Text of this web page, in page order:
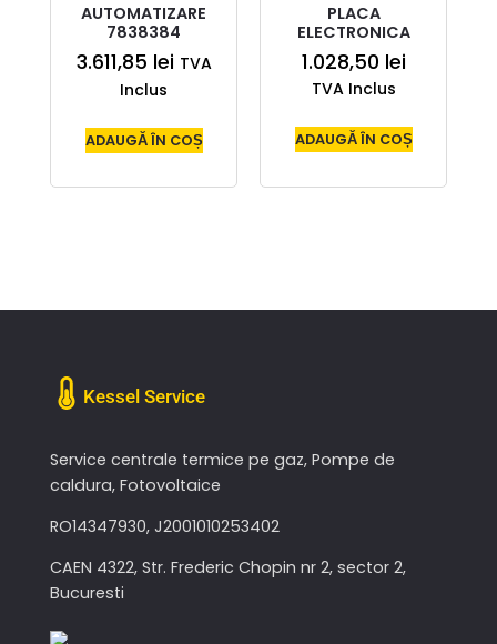
AUTOMATIZARE
7838384
3.611,85 lei TVA
Inclus
ADAUGĂ ÎN COȘ
PLACA
ELECTRONICA
1.028,50 lei
TVA Inclus
ADAUGĂ ÎN COȘ
Kessel Service
Service centrale termice pe gaz, Pompe de
caldura, Fotovoltaice
RO14347930, J2001010253402
CAEN 4322, Str. Frederic Chopin nr 2, sector 2,
Bucuresti